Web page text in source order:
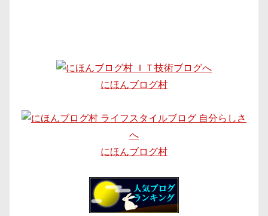
にほんブログ村
にほんブログ村